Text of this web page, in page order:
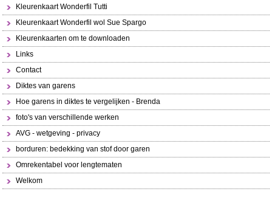
Kleurenkaart Wonderfil Tutti
Kleurenkaart Wonderfil wol Sue Spargo
Kleurenkaarten om te downloaden
Links
Contact
Diktes van garens
Hoe garens in diktes te vergelijken - Brenda
foto's van verschillende werken
AVG - wetgeving - privacy
borduren: bedekking van stof door garen
Omrekentabel voor lengtematen
Welkom